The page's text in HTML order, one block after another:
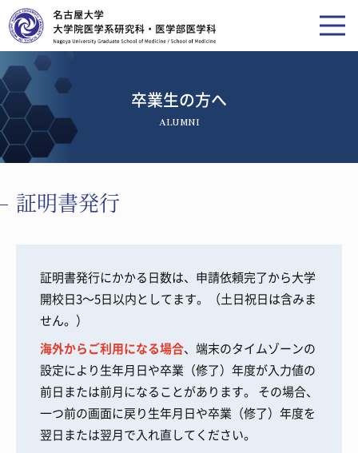
卒業生の方へ
ALUMNI
証明書発行
証明書発行にかかる日数は、申請依頼完了から大学
開校日3～5日以内としてます。（土日祝日は含みま
せん。）
海外からご利用になる場合、端末のタイムゾーンの
設定により生年月日や卒業（修了）年度が入力値の
前日または前月になることがあります。 その場合、
一つ前の画面に戻り生年月日や卒業（修了）年度を
翌日または翌月で入れ直してください。